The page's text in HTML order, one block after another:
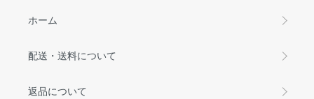
ホーム
配送・送料について
返品について